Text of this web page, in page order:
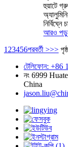
হুয়াটে
আরও
1 23456পরবর্তী >>>
টেলিফোন: +86
নং 6999
China